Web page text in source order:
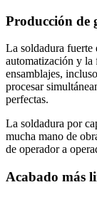
Producción de
La soldadura fuerte
automatización y
ensamblajes,
procesar
perfectas.
La soldadura por
mucha mano de
de operador a
Acabado más